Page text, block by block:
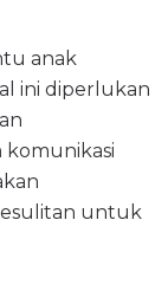
anak
ini diperlukan
komunikasi
untuk